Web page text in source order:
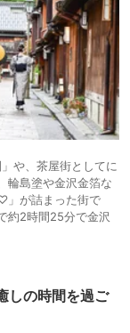
や、茶屋街としてに
輪島塗や金沢金箔な
」が詰まった街で
約2時間25分で金沢
しの時間を過ご